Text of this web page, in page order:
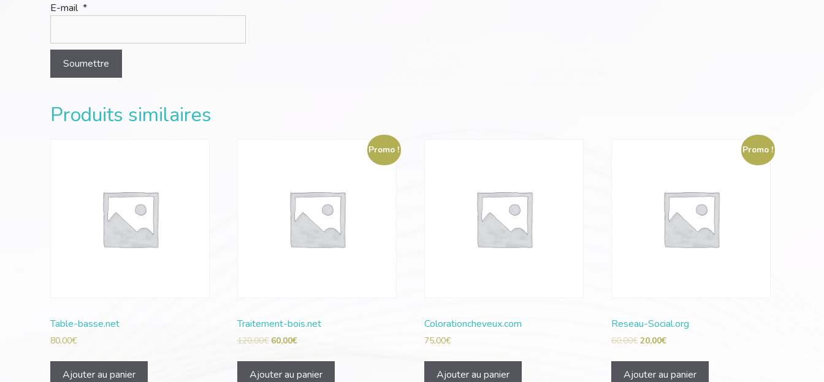
E-mail *
Produits similaires
Table-basse.net
80,00€
Ajouter au panier
Promo !
Traitement-bois.net
120,00€ 60,00€
Ajouter au panier
Colorationcheveux.com
75,00€
Ajouter au panier
Promo !
Reseau-Social.org
60,00€ 20,00€
Ajouter au panier